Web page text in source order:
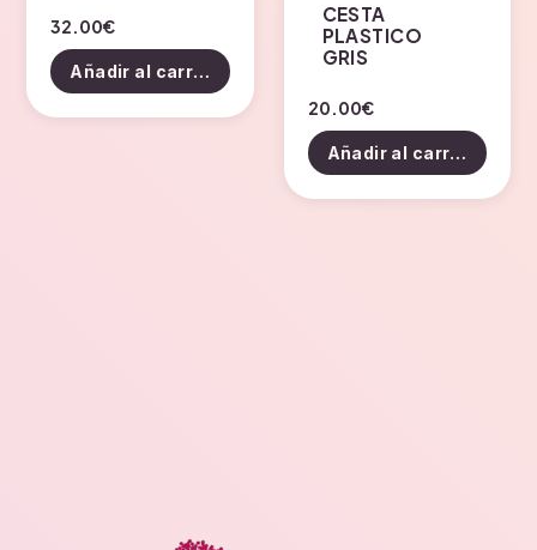
32.00€
Añadir al carrito
CESTA
PLASTICO
GRIS
20.00€
Añadir al carrito